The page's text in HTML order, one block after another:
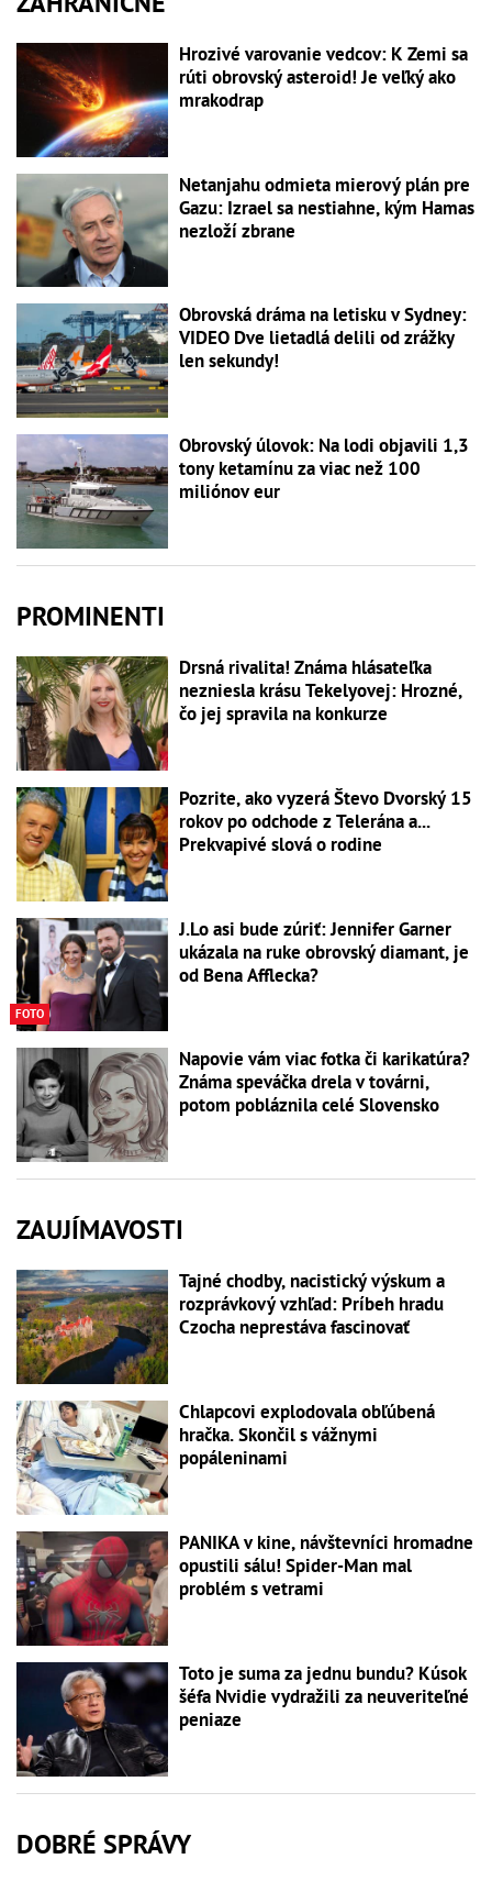
Hrozivé varovanie vedcov: K Zemi sa
rúti obrovský asteroid! Je veľký ako
mrakodrap
Netanjahu odmieta mierový plán pre
Gazu: Izrael sa nestiahne, kým Hamas
nezloží zbrane
Obrovská dráma na letisku v Sydney:
VIDEO Dve lietadlá delili od zrážky
len sekundy!
Obrovský úlovok: Na lodi objavili 1,3
tony ketamínu za viac než 100
miliónov eur
PROMINENTI
Drsná rivalita! Známa hlásateľka
nezniesla krásu Tekelyovej: Hrozné,
čo jej spravila na konkurze
Pozrite, ako vyzerá Števo Dvorský 15
rokov po odchode z Telerána a...
Prekvapivé slová o rodine
FOTO
J.Lo asi bude zúriť: Jennifer Garner
ukázala na ruke obrovský diamant, je
od Bena Afflecka?
Napovie vám viac fotka či karikatúra?
Známa speváčka drela v továrni,
potom pobláznila celé Slovensko
ZAUJÍMAVOSTI
Tajné chodby, nacistický výskum a
rozprávkový vzhľad: Príbeh hradu
Czocha neprestáva fascinovať
Chlapcovi explodovala obľúbená
hračka. Skončil s vážnymi
popáleninami
PANIKA v kine, návštevníci hromadne
opustili sálu! Spider-Man mal
problém s vetrami
Toto je suma za jednu bundu? Kúsok
šéfa Nvidie vydražili za neuveriteľné
peniaze
DOBRÉ SPRÁVY